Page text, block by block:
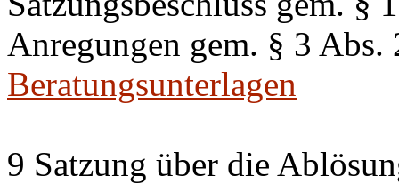
Anregungen gem. § 3 Abs.
Beratungsunterlagen
9 Satzung über die